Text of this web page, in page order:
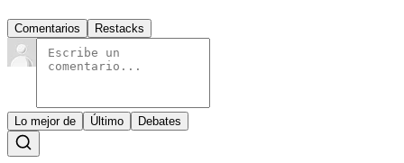
Comentarios Restacks
Lo mejor de Último Debates